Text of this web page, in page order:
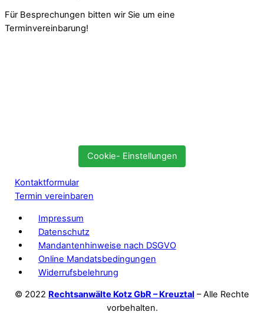
Für Besprechungen bitten wir Sie um eine
Terminvereinbarung!
Cookie- Einstellungen
Kontaktformular
Termin vereinbaren
Impressum
Datenschutz
Mandantenhinweise nach DSGVO
Online Mandatsbedingungen
Widerrufsbelehrung
© 2022 Rechtsanwälte Kotz GbR – Kreuztal – Alle Rechte
vorbehalten.